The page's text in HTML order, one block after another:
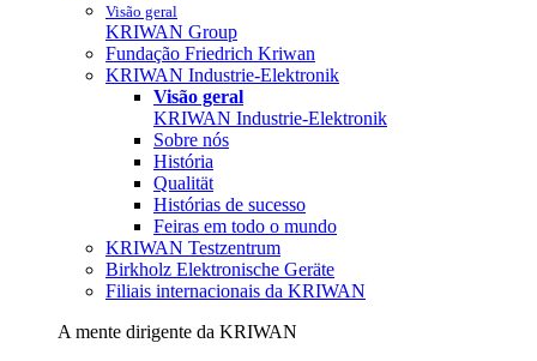
Visão geral
KRIWAN Group
Fundação Friedrich Kriwan
KRIWAN Industrie-Elektronik
Visão geral
KRIWAN Industrie-Elektronik
Sobre nós
História
Qualität
Histórias de sucesso
Feiras em todo o mundo
KRIWAN Testzentrum
Birkholz Elektronische Geräte
Filiais internacionais da KRIWAN
A mente dirigente da KRIWAN